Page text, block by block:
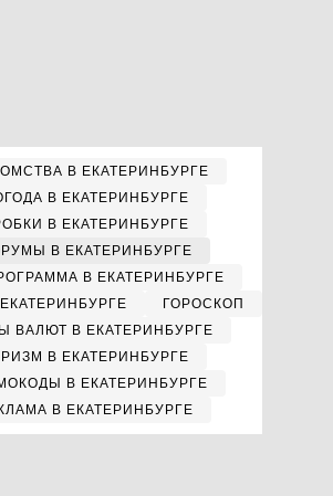
В ЕКАТЕРИНБУРГЕ
В ЕКАТЕРИНБУРГЕ
В ЕКАТЕРИНБУРГЕ
В ЕКАТЕРИНБУРГЕ
В ЕКАТЕРИНБУРГЕ
ГОРОСКОП
ВАЛЮТ В ЕКАТЕРИНБУРГЕ
В ЕКАТЕРИНБУРГЕ
В ЕКАТЕРИНБУРГЕ
В ЕКАТЕРИНБУРГЕ